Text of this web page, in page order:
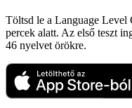
Töltsd le a Language Level
percek alatt. Az első teszt
46 nyelvet örökre.